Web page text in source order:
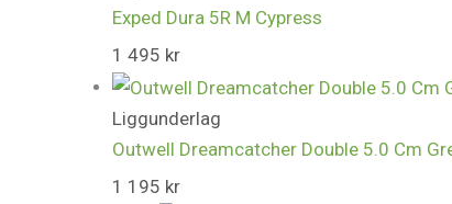
Exped Dura 5R M Cypress
1 495 kr
Liggunderlag
Outwell Dreamcatcher Double 5.0 Cm
1 195 kr